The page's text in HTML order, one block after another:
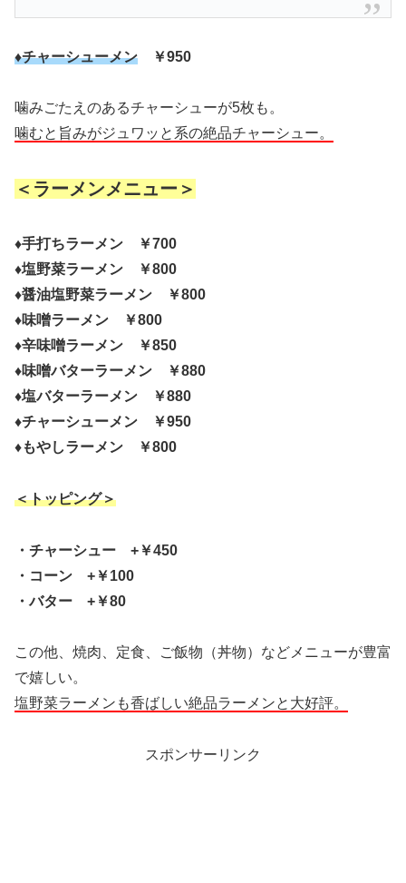
♦チャーシューメン ￥950
噛みごたえのあるチャーシューが5枚も。
噛むと旨みがジュワッと系の絶品チャーシュー。
＜ラーメンメニュー＞
♦手打ちラーメン ￥700
♦塩野菜ラーメン ￥800
♦醤油塩野菜ラーメン ￥800
♦味噌ラーメン ￥800
♦辛味噌ラーメン ￥850
♦味噌バターラーメン ￥880
♦塩バターラーメン ￥880
♦チャーシューメン ￥950
♦もやしラーメン ￥800
＜トッピング＞
・チャーシュー +￥450
・コーン +￥100
・バター +￥80
この他、焼肉、定食、ご飯物（丼物）などメニューが豊富
で嬉しい。
塩野菜ラーメンも香ばしい絶品ラーメンと大好評。
スポンサーリンク